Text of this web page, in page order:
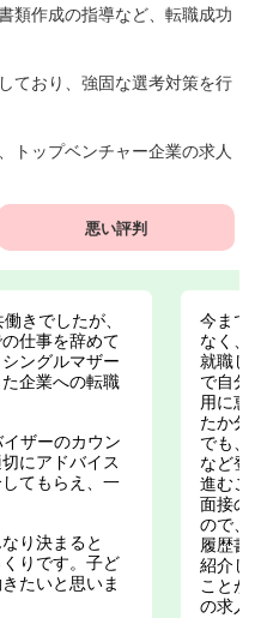
類作成の指導など、転職成功
ており、強固な選考対策を行
トップベンチャー企業の求人
悪い評判
きでしたが、
仕事を辞めて
ングルマザー
企業への転職
ザーのカウン
にアドバイス
てもらえ、一
り決まると
りです。子ど
たいと思いま
今まで
なく、
就職し
で自分
用に恵
たか分
でも、
など登
進むこ
面接の
ので、
履歴書
紹介し
ことが
の求人